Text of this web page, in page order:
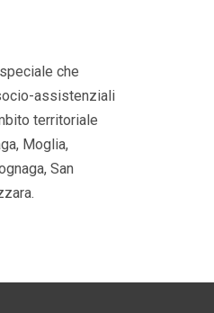
che
assistenziali
territoriale
Moglia,
San